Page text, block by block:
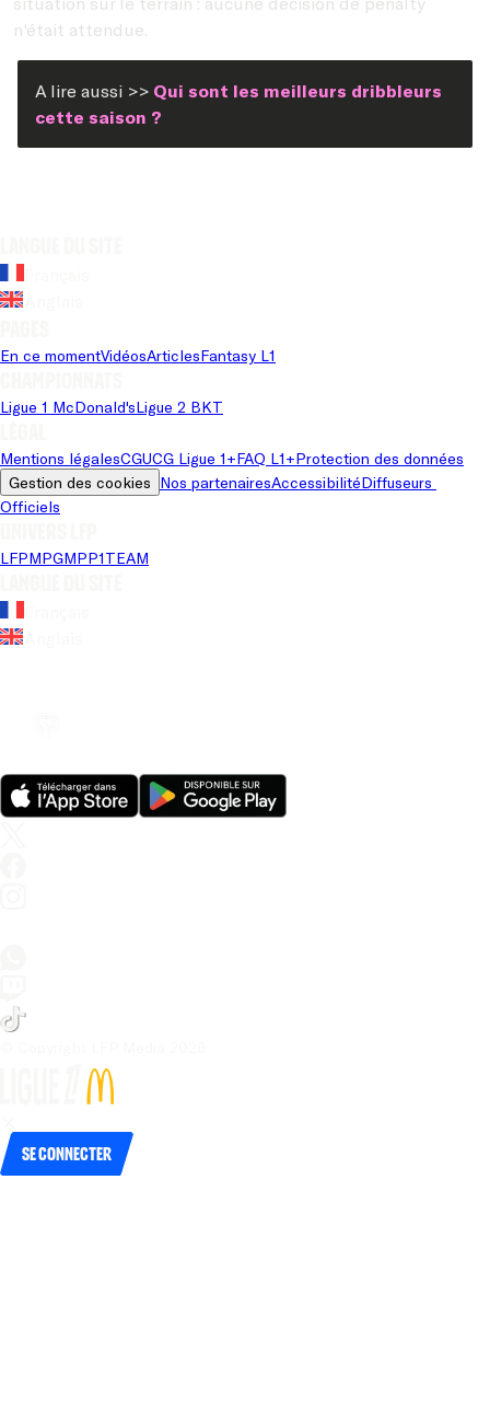
n'était attendue.
A lire aussi >> Qui sont les meilleurs dribbleurs
cette saison ?
En ce momentVidéosArticlesFantasy L1
Ligue 1 McDonald'sLigue 2 BKT
Mentions légalesCGUCG Ligue 1+FAQ L1+Protection des données
Gestion des cookies Nos partenairesAccessibilitéDiffuseurs
Officiels
LFPMPGMPP1TEAM
Se connecter